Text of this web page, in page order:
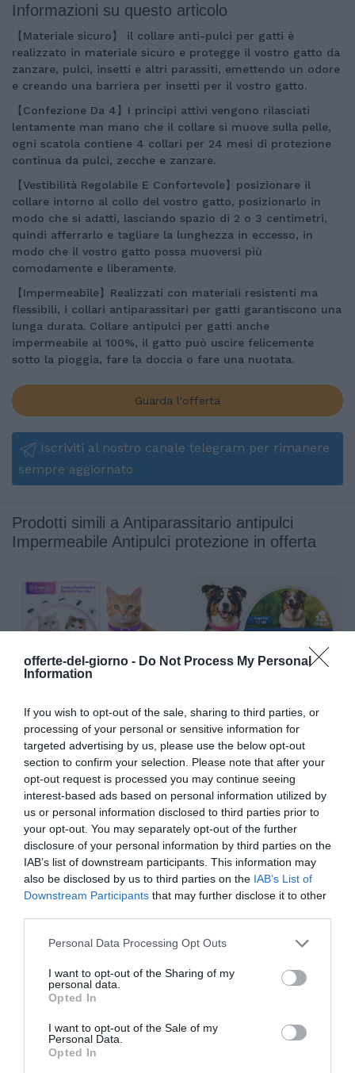
offerte-del-giorno - Do Not Process My Personal
Information
If you wish to opt-out of the sale, sharing to third parties, or
processing of your personal or sensitive information for
targeted advertising by us, please use the below opt-out
section to confirm your selection. Please note that after your
opt-out request is processed you may continue seeing
interest-based ads based on personal information utilized by
us or personal information disclosed to third parties prior to
your opt-out. You may separately opt-out of the further
disclosure of your personal information by third parties on the
IAB’s list of downstream participants. This information may
also be disclosed by us to third parties on the IAB’s List of
Downstream Participants that may further disclose it to other
Please note that this website/app uses one or more Google
not limited to your visit or usage behaviour. You may click to
grant or deny consent to Google and its third-party tags to
use your data for below specified purposes in below Google
consent section.
Personal Data Processing Opt Outs
I want to opt-out of the Sharing of my
personal data.
Opted In
I want to opt-out of the Sale of my
Personal Data.
Opted In
Informazioni su questo articolo
【Materiale sicuro】 il collare anti-pulci per gatti è
realizzato in materiale sicuro e protegge il vostro gatto da
zanzare, pulci, insetti e altri parassiti, emettendo un odore
e creando una barriera per insetti per il vostro gatto.
【Confezione Da 4】I principi attivi vengono rilasciati
lentamente man mano che il collare si muove sulla pelle,
ogni scatola contiene 4 collari per 24 mesi di protezione
continua da pulci, zecche e zanzare.
【Vestibilità Regolabile E Confortevole】posizionare il
collare intorno al collo del vostro gatto, posizionarlo in
modo che si adatti, lasciando spazio di 2 o 3 centimetri,
quindi afferrarlo e tagliare la lunghezza in eccesso, in
modo che il vostro gatto possa muoversi più
comodamente e liberamente.
【Impermeabile】Realizzati con materiali resistenti ma
flessibili, i collari antiparassitari per gatti garantiscono una
lunga durata. Collare antipulci per gatti anche
impermeabile al 100%, il gatto può uscire felicemente
sotto la pioggia, fare la doccia o fare una nuotata.
Guarda l'offerta
Iscriviti al nostro canale telegram per rimanere
sempre aggiornato
Prodotti simili a Antiparassitario antipulci
Impermeabile Antipulci protezione in offerta
Prodotti per animali domestici |Gatti |
Antiparassitari
Collari antiparassitari
12,90€
Collare Antiparassitario Per
Gatti 4 Pezzi, Impermeabile
Collare Antipulci e Zecche per
Gatti, Collari antipulci
regolabili per gatti da 48 cm, 4
* 6 Mesi di Efficacia
Protezione
Prodotti per animali domestici |
Antiparassitari
Collari antiparassitari
23,75€
Collare Antiparassitario per
Cani - 8 Mesi di Protezione
contro Pulci, Zecche, Zanzare
e Acari - 65 cm Regolabile,
Efficace e Sicuro 100%
Naturali (2, ROSA, 72CM)
Prodotti per animali domestici
12,82€
Collare Antiparassitario per
Cani - 8 Mesi di Protezione
in offerta
Collare Antiparassitario per